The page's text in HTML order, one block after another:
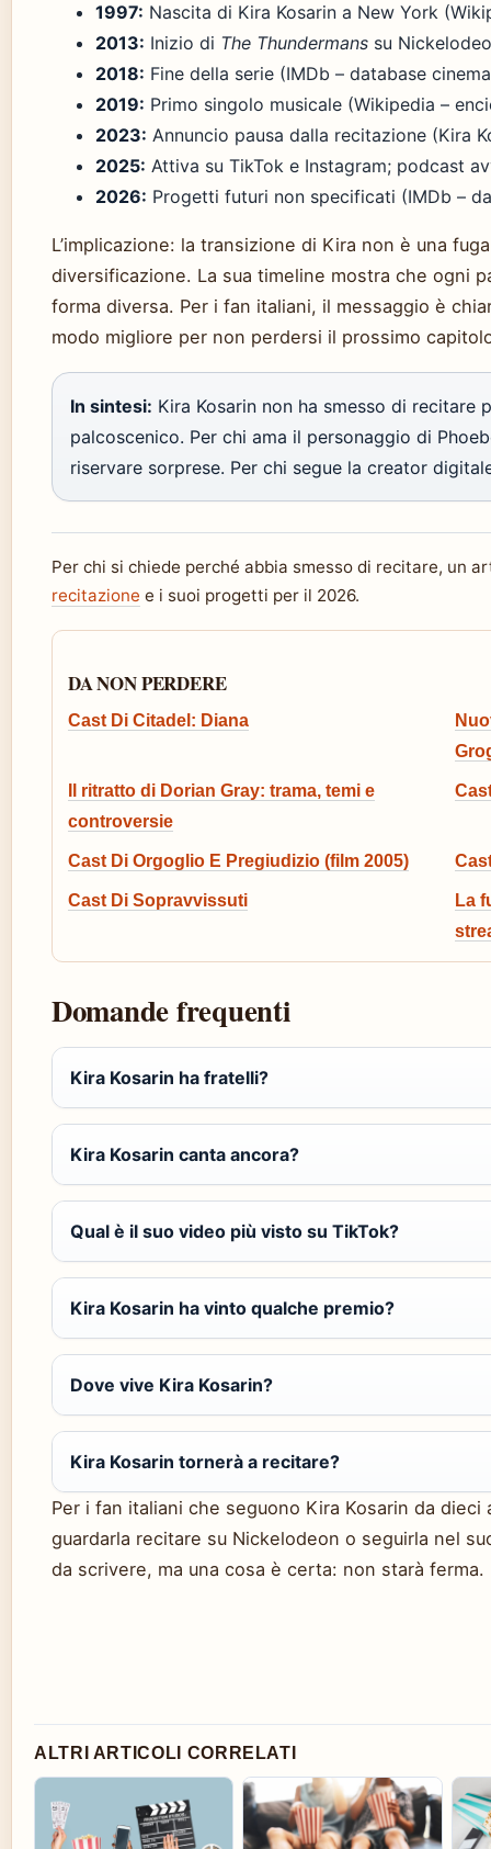
1997: Nascita di Kira Kosarin a New York
2013: Inizio di The Thundermans su
2018: Fine della serie (IMDb – database
2019: Primo singolo musicale (Wikipedia –
2023: Annuncio pausa dalla recitazione (Kira
2025: Attiva su TikTok e Instagram; podcast
2026: Progetti futuri non specificati (IMDb –
L’implicazione: la transizione di Kira non è una
diversificazione. La sua timeline mostra che ogni
forma diversa. Per i fan italiani, il messaggio è
modo migliore per non perdersi il prossimo
In sintesi: Kira Kosarin non ha smesso di
palcoscenico. Per chi ama il personaggio di
riservare sorprese. Per chi segue la creator
Per chi si chiede perché abbia smesso di recitare, un
recitazione e i suoi progetti per il 2026.
DA NON PERDERE
Cast Di Citadel: Diana
Il ritratto di Dorian Gray: trama, temi e
controversie
Cast Di Orgoglio E Pregiudizio (film 2005)
Cast Di Sopravvissuti
La
Domande frequenti
Kira Kosarin ha fratelli?
Kira Kosarin canta ancora?
Qual è il suo video più visto su TikTok?
Kira Kosarin ha vinto qualche premio?
Dove vive Kira Kosarin?
Kira Kosarin tornerà a recitare?
Per i fan italiani che seguono Kira Kosarin da
guardarla recitare su Nickelodeon o seguirla nel
da scrivere, ma una cosa è certa: non starà ferma.
ALTRI ARTICOLI CORRELATI